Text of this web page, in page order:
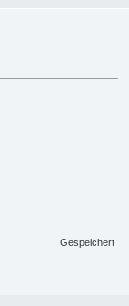
Gespeichert